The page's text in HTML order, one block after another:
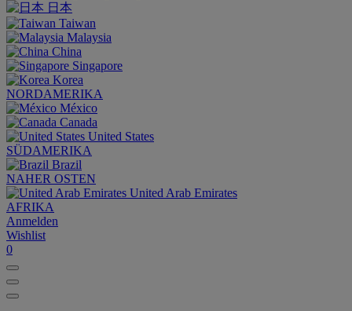
日本
Taiwan
Malaysia
China
Singapore
Korea
NORDAMERIKA
México
Canada
United States
SÜDAMERIKA
Brazil
NAHER OSTEN
United Arab Emirates
AFRIKA
Anmelden
Wishlist
0